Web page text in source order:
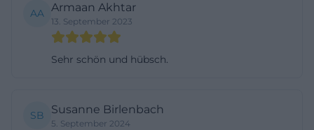
Anschauen hin zum Verstehen führt. Die
Ausstellung arbeitet mit Spezialsammlungen und
exemplarischen Beispielen, um Zusammenhänge
auch für einen zweiten oder dritten Besuch, weil
AA Armaan Akhtar
13. September 2023
Sehr schön und hübsch.
SB Susanne Birlenbach
5. September 2024